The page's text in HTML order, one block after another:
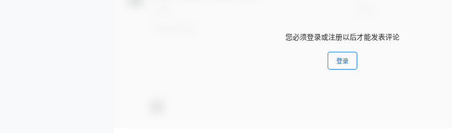
您必须登录或注册以后才能发表评论
登录